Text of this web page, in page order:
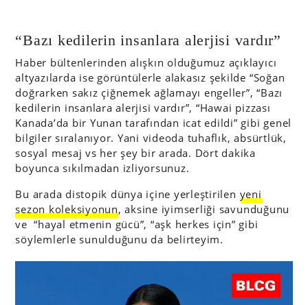
“Bazı kedilerin insanlara alerjisi vardır”
Haber bültenlerinden alışkın olduğumuz açıklayıcı
altyazılarda ise görüntülerle alakasız şekilde “Soğan
doğrarken sakız çiğnemek ağlamayı engeller”, “Bazı
kedilerin insanlara alerjisi vardır”, “Hawai pizzası
Kanada’da bir Yunan tarafından icat edildi” gibi genel
bilgiler sıralanıyor. Yani videoda tuhaflık, absürtlük,
sosyal mesaj vs her şey bir arada. Dört dakika
boyunca sıkılmadan izliyorsunuz.
Bu arada distopik dünya içine yerleştirilen yeni
sezon koleksiyonun, aksine iyimserliği savunduğunu
ve “hayal etmenin gücü”, “aşk herkes için” gibi
söylemlerle sunulduğunu da belirteyim.